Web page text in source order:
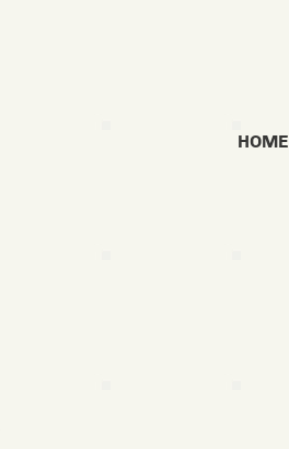
HOME